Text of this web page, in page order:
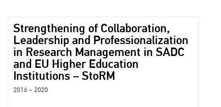
Strengthening of Collaboration,
Leadership and Professionalization
in Research Management in SADC
and EU Higher Education
Institutions – StoRM
2016 - 2020